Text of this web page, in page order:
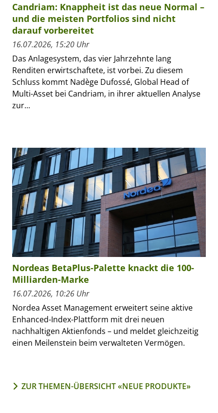
Candriam: Knappheit ist das neue Normal –
und die meisten Portfolios sind nicht
darauf vorbereitet
16.07.2026, 15:20 Uhr
Das Anlagesystem, das vier Jahrzehnte lang
Renditen erwirtschaftete, ist vorbei. Zu diesem
Schluss kommt Nadège Dufossé, Global Head of
Multi-Asset bei Candriam, in ihrer aktuellen Analyse
zur...
Nordeas BetaPlus-Palette knackt die 100-
Milliarden-Marke
16.07.2026, 10:26 Uhr
Nordea Asset Management erweitert seine aktive
Enhanced-Index-Plattform mit drei neuen
nachhaltigen Aktienfonds – und meldet gleichzeitig
einen Meilenstein beim verwalteten Vermögen.
ZUR THEMEN-ÜBERSICHT «NEUE PRODUKTE»